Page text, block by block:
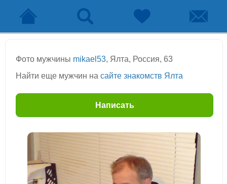
Фото мужчины mikael53, Ялта, Россия, 63
Найти еще мужчин на сайте знакомств Ялта
Написать